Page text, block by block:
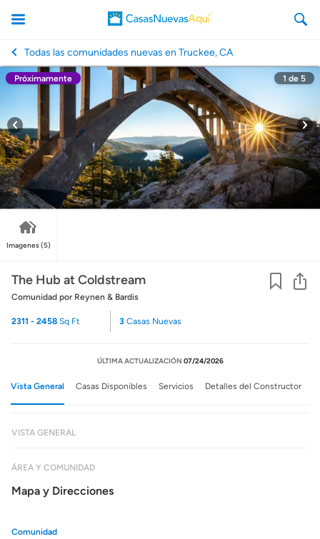
CasasNuevasAqui
Todas las comunidades nuevas en Truckee, CA
Próximamente 1 de 5
Imagenes(5)
The Hub at Coldstream
Comunidad por Reynen & Bardis
2311 - 2458 Sq Ft 3Casas Nuevas
ÚLTIMA ACTUALIZACIÓN 07/24/2026
Vista General Casas Disponibles Servicios Detalles del Constructor
VISTA GENERAL
ÁREA Y COMUNIDAD
Mapa y Direcciones
Comunidad